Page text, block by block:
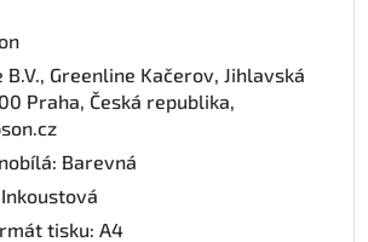
B.V., Greenline Kačerov, Jihlavská
Praha, Česká republika,
Barevná
tisku: A4